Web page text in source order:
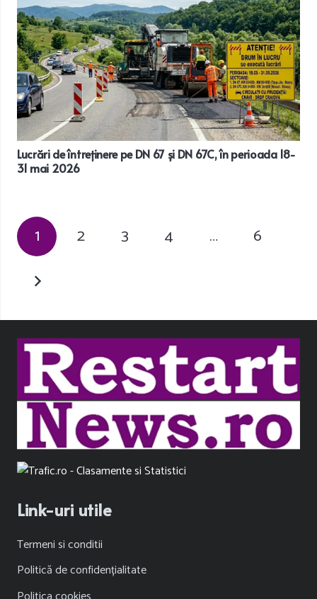
Lucrări de întreținere pe DN 67 și DN 67C, în perioada 18-
31 mai 2026
1 2 3 4 … 6
Link-uri utile
Termeni si conditii
Politică de confidențialitate